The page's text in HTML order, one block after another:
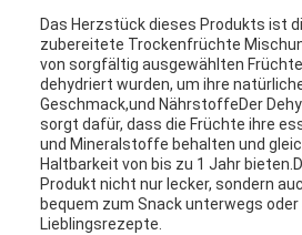
Das Herzstück dieses Produkts ist
zubereitete Trockenfrüchte
von sorgfältig ausgewählten
dehydriert wurden, um ihre
Geschmack,und NährstoffeDer
sorgt dafür, dass die Früchte ihre
und Mineralstoffe behalten und
Haltbarkeit von bis zu 1 Jahr
Produkt nicht nur lecker, sondern
bequem zum Snack unterwegs
Lieblingsrezepte.